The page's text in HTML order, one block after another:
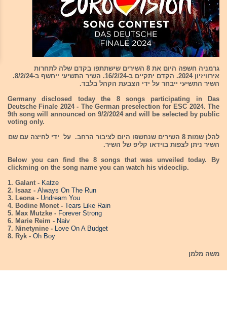
גרמניה חשפה היום את 8 השירים שישתתפו בקדם שלה לתחרות
אירוויזיון 2024. הקדם יתקיים ב-16/2/24. השיר התשיעי ייחשף ב-8/2/24.
השיר התשיעי ייבחר על ידי הצבעת הקהל בלבד.
Germany disclosed today the 8 songs participating in Das
Deutsche Finale 2024 - The German preselection for ESC 2024. The
9th song will announced on 9/2/2024 and will be selected by public
voting only.
להלן שמות 8 השירים שנחשפו היום לציבור הרחב. על ידי לחיצה עם שם
השיר ניתן לצפות בוידאו קליפ של השיר.
Below you can find the 8 songs that was unveiled today. By
clickming on the song name you can watch his videoclip.
1. Galant - Katze
2. Isaaz - Always On The Run
3. Leona - Undream You
4. Bodine Monet - Tears Like Rain
5. Max Mutzke - Forever Strong
6. Marie Reim - Naiv
7. Ninetynine - Love On A Budget
8. Ryk - Oh Boy
משה מלמן